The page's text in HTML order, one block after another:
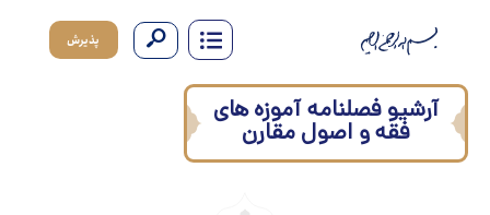
آرشیو فصلنامه آموزه های
فقه و اصول مقارن